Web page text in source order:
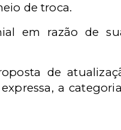
de troca.
em razão de
de
a